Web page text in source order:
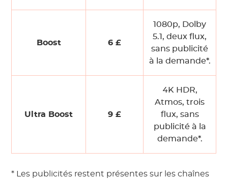
Boost 6 £
1080p, Dolby
5.1, deux flux,
sans publicité
à la demande*.
Ultra Boost 9 £
4K HDR,
Atmos, trois
flux, sans
publicité à la
demande*.
* Les publicités restent présentes sur les chaînes